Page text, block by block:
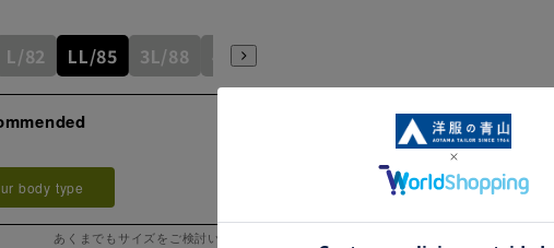
L/82 LL/85 3L/88 4L/90
body type
あくまでもサイズをご検討いただく際の目安となります。